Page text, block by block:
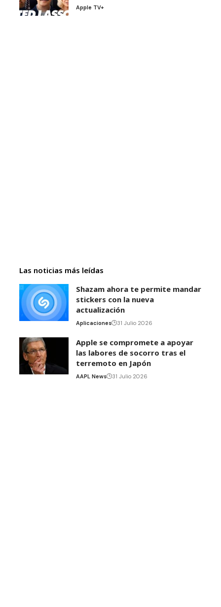
Apple TV+
Las noticias más leídas
Shazam ahora te permite mandar
stickers con la nueva
actualización
Aplicaciones 31 Julio 2026
Apple se compromete a apoyar
las labores de socorro tras el
terremoto en Japón
AAPL News 31 Julio 2026